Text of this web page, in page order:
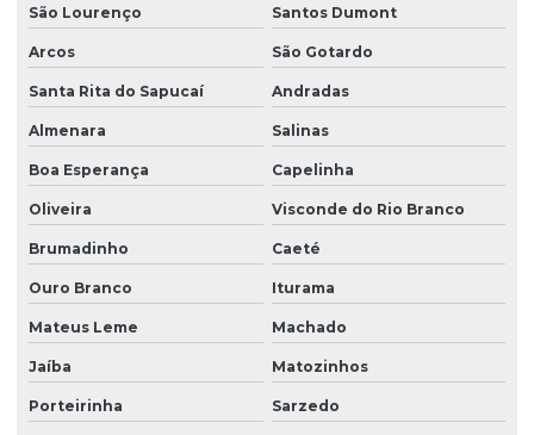
São Lourenço Santos Dumont
Arcos São Gotardo
Santa Rita do Sapucaí Andradas
Almenara Salinas
Boa Esperança Capelinha
Oliveira Visconde do Rio Branco
Brumadinho Caeté
Ouro Branco Iturama
Mateus Leme Machado
Jaíba Matozinhos
Porteirinha Sarzedo